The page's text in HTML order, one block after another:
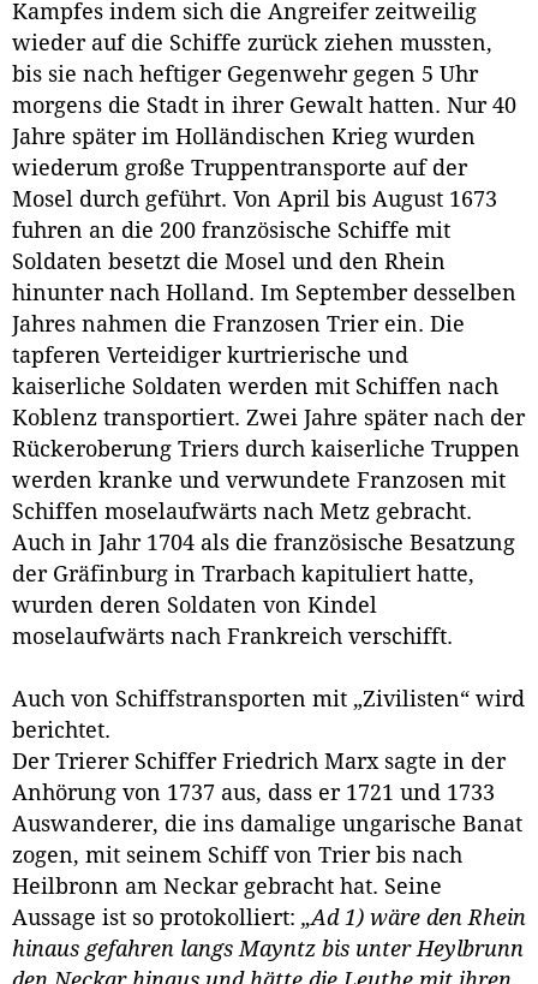
Kampfes indem sich die Angreifer zeitweilig
wieder auf die Schiffe zurück ziehen mussten,
bis sie nach heftiger Gegenwehr gegen 5 Uhr
morgens die Stadt in ihrer Gewalt hatten. Nur 40
Jahre später im Holländischen Krieg wurden
wiederum große Truppentransporte auf der
Mosel durch geführt. Von April bis August 1673
fuhren an die 200 französische Schiffe mit
Soldaten besetzt die Mosel und den Rhein
hinunter nach Holland. Im September desselben
Jahres nahmen die Franzosen Trier ein. Die
tapferen Verteidiger kurtrierische und
kaiserliche Soldaten werden mit Schiffen nach
Koblenz transportiert. Zwei Jahre später nach der
Rückeroberung Triers durch kaiserliche Truppen
werden kranke und verwundete Franzosen mit
Schiffen moselaufwärts nach Metz gebracht.
Auch in Jahr 1704 als die französische Besatzung
der Gräfinburg in Trarbach kapituliert hatte,
wurden deren Soldaten von Kindel
moselaufwärts nach Frankreich verschifft.
Auch von Schiffstransporten mit „Zivilisten“ wird
berichtet.
Der Trierer Schiffer Friedrich Marx sagte in der
Anhörung von 1737 aus, dass er 1721 und 1733
Auswanderer, die ins damalige ungarische Banat
zogen, mit seinem Schiff von Trier bis nach
Heilbronn am Neckar gebracht hat. Seine
Aussage ist so protokolliert: „Ad 1) wäre den Rhein
hinaus gefahren langs Mayntz bis unter Heylbrunn